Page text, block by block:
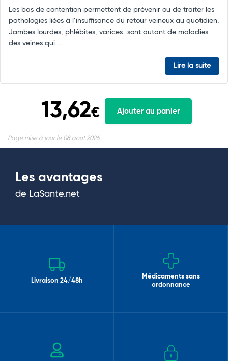
Les bas de contention permettent de prévenir ou de traiter les
pathologies liées à l’insuffisance du retour veineux au quotidien.
Jambes lourdes, phlébites, varices…sont autant de maladies
des veines qui ...
Lire la suite
13,62€ Ajouter au panier
Page mise à jour le 08 aout 2026
Les avantages
de LaSante.net
Livraison 24/48h
Médicaments sans
ordonnance